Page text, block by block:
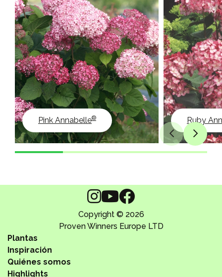
Pink Annabelle® Ruby
Copyright © 2026
Proven Winners Europe LTD
Plantas
Inspiración
Quiénes somos
Highlights